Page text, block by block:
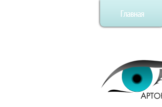
Главная